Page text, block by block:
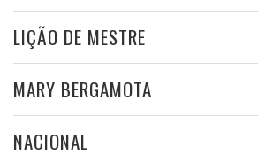
LIÇÃO DE MESTRE
MARY BERGAMOTA
NACIONAL